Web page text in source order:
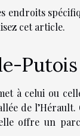
cet article.
Putois
à celui ou
de
offre un